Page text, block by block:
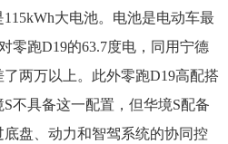
大电池。电池是电动车最
零跑D19的63.7度电，同用宁德
两万以上。此外零跑D19高配搭
不具备这一配置，但华境S配备
盘、动力和智驾系统的协同控